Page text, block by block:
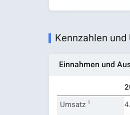
Kennzahlen
Einnahmen und
Q3
Umsatz 1
4.706 5.045